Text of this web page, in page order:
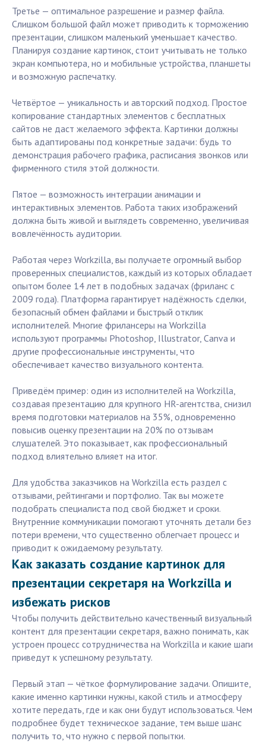
Третье — оптимальное разрешение и размер файла.
Слишком большой файл может приводить к торможению
презентации, слишком маленький уменьшает качество.
Планируя создание картинок, стоит учитывать не только
экран компьютера, но и мобильные устройства, планшеты
и возможную распечатку.
Четвёртое — уникальность и авторский подход. Простое
копирование стандартных элементов с бесплатных
сайтов не даст желаемого эффекта. Картинки должны
быть адаптированы под конкретные задачи: будь то
демонстрация рабочего графика, расписания звонков или
фирменного стиля этой должности.
Пятое — возможность интеграции анимации и
интерактивных элементов. Работа таких изображений
должна быть живой и выглядеть современно, увеличивая
вовлечённость аудитории.
Работая через Workzilla, вы получаете огромный выбор
проверенных специалистов, каждый из которых обладает
опытом более 14 лет в подобных задачах (фриланс с
2009 года). Платформа гарантирует надёжность сделки,
безопасный обмен файлами и быстрый отклик
исполнителей. Многие фрилансеры на Workzilla
используют программы Photoshop, Illustrator, Canva и
другие профессиональные инструменты, что
обеспечивает качество визуального контента.
Приведём пример: один из исполнителей на Workzilla,
создавая презентацию для крупного HR-агентства, снизил
время подготовки материалов на 35%, одновременно
повысив оценку презентации на 20% по отзывам
слушателей. Это показывает, как профессиональный
подход влиятельно влияет на итог.
Для удобства заказчиков на Workzilla есть раздел с
отзывами, рейтингами и портфолио. Так вы можете
подобрать специалиста под свой бюджет и сроки.
Внутренние коммуникации помогают уточнять детали без
потери времени, что существенно облегчает процесс и
приводит к ожидаемому результату.
Как заказать создание картинок для
презентации секретаря на Workzilla и
избежать рисков
Чтобы получить действительно качественный визуальный
контент для презентации секретаря, важно понимать, как
устроен процесс сотрудничества на Workzilla и какие шаги
приведут к успешному результату.
Первый этап — чёткое формулирование задачи. Опишите,
какие именно картинки нужны, какой стиль и атмосферу
хотите передать, где и как они будут использоваться. Чем
подробнее будет техническое задание, тем выше шанс
получить то, что нужно с первой попытки.